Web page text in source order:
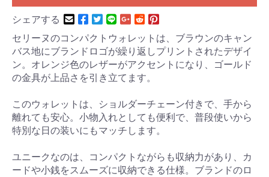
シェアする
セリーヌのコンパクトウォレットは、ブラウンのキャン
バス地にブランドロゴが繰り返しプリントされたデザイ
ン。オレンジ色のレザーがアクセントになり、ゴールド
の金具が上品さを引き立てます。
このウォレットは、ショルダーチェーン付きで、手から
離れても安心。小物入れとしても便利で、普段使いから
特別な日の装いにもマッチします。
ユニークなのは、コンパクトながらも収納力があり、カ
ードや小銭をスムーズに収納できる仕様。ブランドのロ